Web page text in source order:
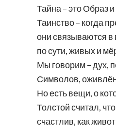
Тайна – это Образ
Таинство – когда
они связываются в
по сути, живых и
Мы говорим – дух,
Символов,
Но есть вещи, о
Толстой считал,
счастлив, как